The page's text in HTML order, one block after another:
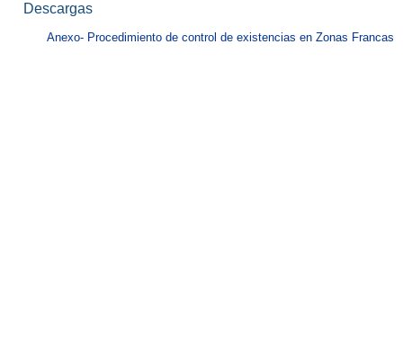
Descargas
Anexo- Procedimiento de control de existencias en Zonas Francas